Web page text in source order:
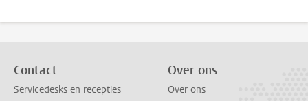
Contact
Servicedesks en recepties
Over ons
Over ons